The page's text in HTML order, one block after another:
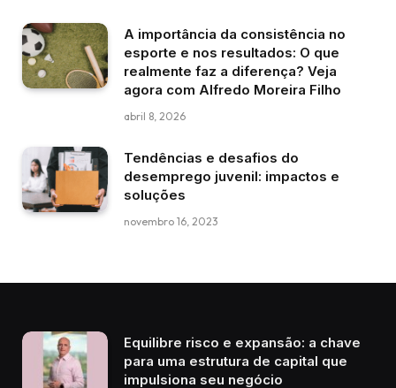
A importância da consistência no
esporte e nos resultados: O que
realmente faz a diferença? Veja
agora com Alfredo Moreira Filho
abril 8, 2026
Tendências e desafios do
desemprego juvenil: impactos e
soluções
novembro 16, 2023
Equilibre risco e expansão: a chave
para uma estrutura de capital que
impulsiona seu negócio